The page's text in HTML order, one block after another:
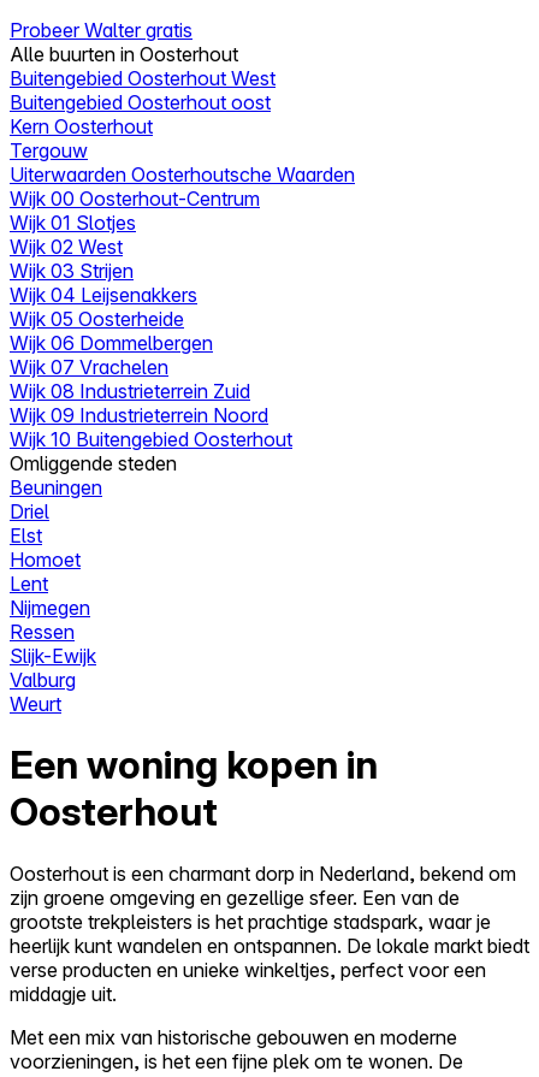
Probeer Walter gratis
Alle buurten in Oosterhout
Buitengebied Oosterhout West
Buitengebied Oosterhout oost
Kern Oosterhout
Tergouw
Uiterwaarden Oosterhoutsche Waarden
Wijk 00 Oosterhout-Centrum
Wijk 01 Slotjes
Wijk 02 West
Wijk 03 Strijen
Wijk 04 Leijsenakkers
Wijk 05 Oosterheide
Wijk 06 Dommelbergen
Wijk 07 Vrachelen
Wijk 08 Industrieterrein Zuid
Wijk 09 Industrieterrein Noord
Wijk 10 Buitengebied Oosterhout
Omliggende steden
Beuningen
Driel
Elst
Homoet
Lent
Nijmegen
Ressen
Slijk-Ewijk
Valburg
Weurt
Een woning kopen in
Oosterhout
Oosterhout is een charmant dorp in Nederland, bekend om
zijn groene omgeving en gezellige sfeer. Een van de
grootste trekpleisters is het prachtige stadspark, waar je
heerlijk kunt wandelen en ontspannen. De lokale markt biedt
verse producten en unieke winkeltjes, perfect voor een
middagje uit.
Met een mix van historische gebouwen en moderne
voorzieningen, is het een fijne plek om te wonen. De